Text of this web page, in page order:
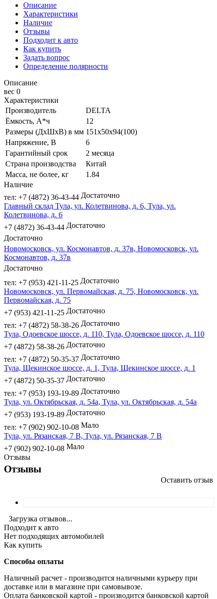
Описание
Характеристики
Наличие
Отзывы
Подходит к авто
Как купить
Задать вопрос
Определение полярности
Описание
вес 0
Характеристики
Производитель
DELTA
Ёмкость, А*ч
12
Размеры (ДхШхВ) в мм 151x50x94(100)
Напряжение, В
6
Гарантийный срок
2 месяца
Страна производства
Китай
Масса, не более, кг
1.84
Наличие
тел: +7 (4872) 36-43-44 Достаточно
Главный склад Тула, ул. Колетвинова, д. 6, Тула, ул.
Колетвинова, д. 6
+7 (4872) 36-43-44 Достаточно
Достаточно
Новомосковск, ул. Космонавтов, д. 37в, Новомосковск, ул.
Космонавтов, д. 37в
Достаточно
тел: +7 (953) 421-11-25 Достаточно
Новомосковск, ул. Первомайская, д. 75, Новомосковск, ул.
Первомайская, д. 75
+7 (953) 421-11-25 Достаточно
тел: +7 (4872) 58-38-26 Достаточно
Тула, Одоевское шоссе, д. 110, Тула, Одоевское шоссе, д. 110
+7 (4872) 58-38-26 Достаточно
тел: +7 (4872) 50-35-37 Достаточно
Тула, Щекинское шоссе, д. 1, Тула, Щекинское шоссе, д. 1
+7 (4872) 50-35-37 Достаточно
тел: +7 (953) 193-19-89 Достаточно
Тула, ул. Октябрьская, д. 54а, Тула, ул. Октябрьская, д. 54а
+7 (953) 193-19-89 Достаточно
тел: +7 (902) 902-10-08 Мало
Тула, ул. Рязанская, 7 В, Тула, ул. Рязанская, 7 В
+7 (902) 902-10-08 Мало
Отзывы
Отзывы
Оставить отзыв
Загрузка отзывов...
Подходит к авто
Нет подходящих автомобилей
Как купить
Способы оплаты
Наличный расчет - производится наличными курьеру при
доставке или в магазине при самовывозе.
Оплата банковской картой - производится банковской картой